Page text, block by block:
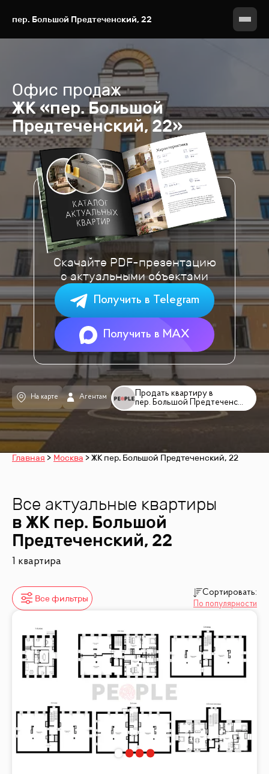
пер. Большой Предтеченский, 22
Офис продаж
ЖК «пер. Большой
Предтеченский, 22»
Продать квартиру в
пер. Большой Предтеченский, 22
На карте Агентам
Скачайте PDF-презентацию
с актуальными объектами
Получить в Telegram
Получить в MAX
Главная Москва ЖК пер. Большой Предтеченский, 22
Все актуальные квартиры
в ЖК пер. Большой
Предтеченский, 22
1 квартира
Все фильтры
Сортировать:
По популярности